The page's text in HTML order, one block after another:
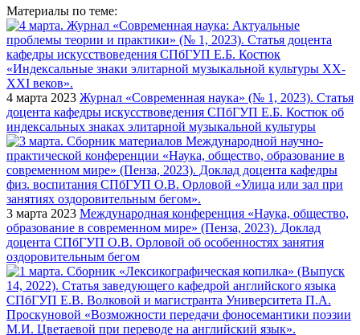
Материалы по теме:
4 марта 2023 Журнал «Современная наука» (№ 1, 2023). Статья
доцента кафедры искусствоведения СПбГУП Е.Б. Костюк об
индексальных знаках элитарной музыкальной культуры
3 марта 2023 Международная конференция «Наука, общество,
образование в современном мире» (Пенза, 2023). Доклад
доцента СПбГУП О.В. Орловой об особенностях занятия
оздоровительным бегом